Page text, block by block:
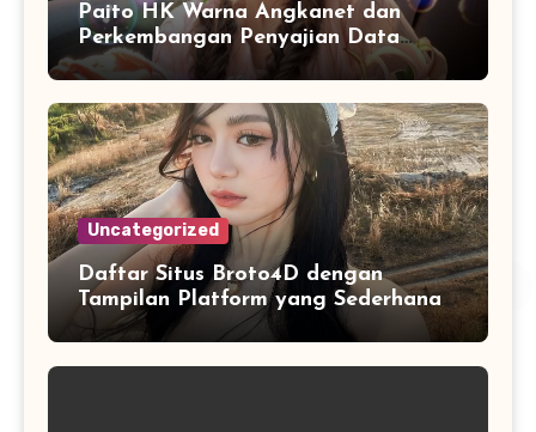
Paito HK Warna Angkanet dan
Perkembangan Penyajian Data
Digital yang Lebih Mudah Dianalisis
Uncategorized
Daftar Situs Broto4D dengan
Tampilan Platform yang Sederhana
dan Nyaman